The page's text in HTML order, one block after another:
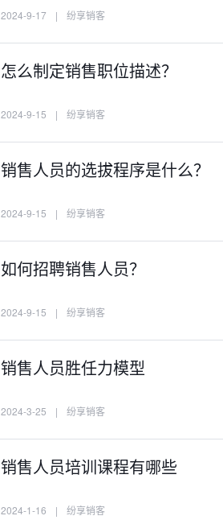
2024-9-17 | 纷享销客
怎么制定销售职位描述？
2024-9-15 | 纷享销客
销售人员的选拔程序是什么？
2024-9-15 | 纷享销客
如何招聘销售人员？
2024-9-15 | 纷享销客
销售人员胜任力模型
2024-3-25 | 纷享销客
销售人员培训课程有哪些
2024-1-16 | 纷享销客